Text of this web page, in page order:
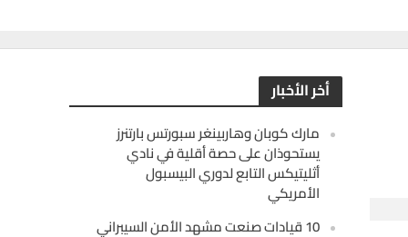
أخر الأخبار
مارك كوبان وهاربينغر سبورتس بارتنرز
يستحوذان على حصة أقلية في نادي
أثليتيكس التابع لدوري البيسبول
الأمريكي
10 قيادات صنعت مشهد الأمن السيبراني